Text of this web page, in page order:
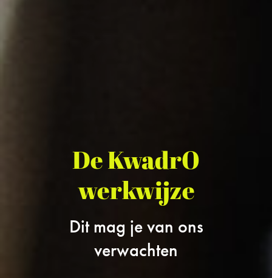
De KwadrO
werkwijze
Dit mag je van ons
verwachten